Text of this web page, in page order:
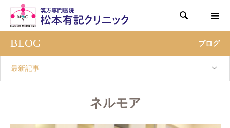

BLOG ブログ
最新記事
ネルモア